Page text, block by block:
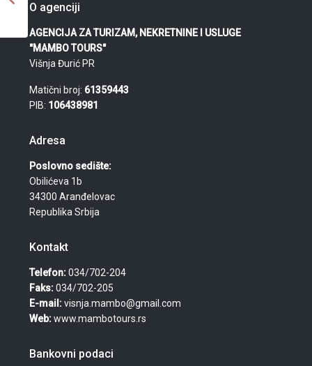
O agenciji
AGENCIJA ZA TURIZAM, NEKRETNINE I USLUGE
"MAMBO TOURS"
Višnja Đurić PR
Matični broj: 61359443
PIB: 106438981
Adresa
Poslovno sedište:
Obilićeva 1b
34300 Aranđelovac
Republika Srbija
Kontakt
Telefon:034/702-204
Faks:034/702-205
E-mail:visnja.mambo@gmail.com
Web:www.mambotours.rs
Bankovni podaci